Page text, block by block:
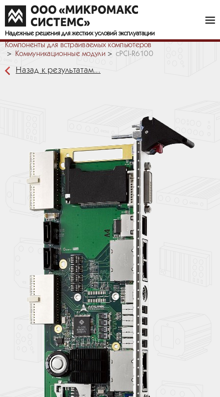
Надежные решения для жестких условий эксплуатации
Компоненты для встраиваемых компьютеров
Коммуникационные модули
cPCI-R6100
Назад к результатам...